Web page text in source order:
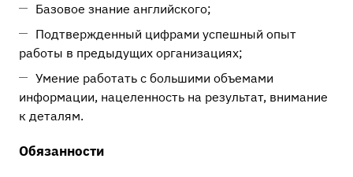
Базовое знание английского;
Подтвержденный цифрами успешный опыт
работы в предыдущих организациях;
Умение работать с большими объемами
информации, нацеленность на результат, внимание
к деталям.
Обязанности